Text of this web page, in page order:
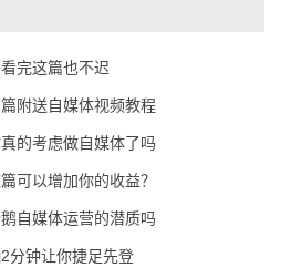
完这篇也不迟
附送自媒体视频教程
的考虑做自媒体了吗
可以增加你的收益？
自媒体运营的潜质吗
分钟让你捷足先登